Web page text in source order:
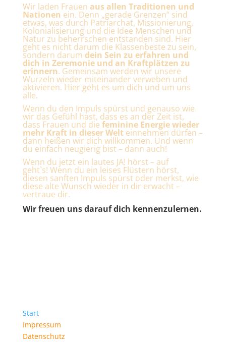
Wir laden Frauen aus allen Traditionen und
Nationen ein. Denn „gerade Grenzen“ sind
etwas, was durch Patriarchat, Missionierung,
Kolonialisierung und die Idee Menschen und
Natur zu beherrschen entstanden sind. Hier
geht es nicht darum die Klassenbeste zu sein,
sondern darum dein Sein zu erfahren und
dich in Zeremonie und an Kraftplätzen zu
erinnern. Gemeinsam werden wir unsere
Wurzeln wieder miteinander verweben und
aktivieren. Hier geht es um dich und um uns
alle.
Wenn du den Impuls spürst und genauso wie
wir das Gefühl hast, dass es an der Zeit ist,
dass Frauen und die feminine Energie wieder
mehr Kraft in dieser Welteinnehmen dürfen –
dann heißen wir dich willkommen. Und wenn
du einfach neugierig bist – dann auch!
Wenn du jetzt ein lautes JA! hörst – auf
geht`s! Wenn du ein leises Flüstern hörst,
diesen sanften Impuls spürst oder merkst, wie
diese alte Wunsch wieder in dir erwacht –
vertraue dir.
Wir freuen uns darauf dich kennenzulernen.
Start
Impressum
Datenschutz